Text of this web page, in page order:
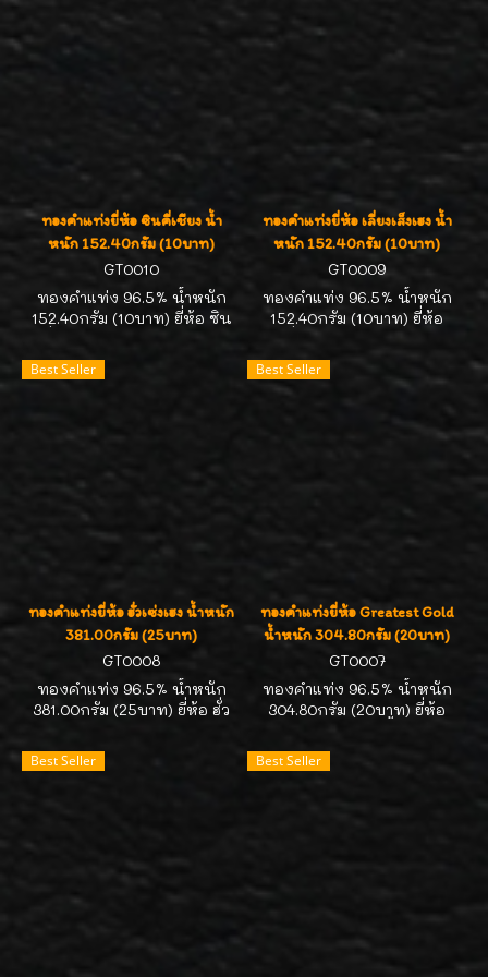
7113268//คุณหน่อยค่ะ
ไว้เก็งกำไร ติดต่อ 089-
ทองคำแท่งยี่ห้อ ซินคี่เชียง น้ำ
หนัก 152.40กรัม (10บาท)
GT0010
ทองคำแท่ง 96.5% น้ำหนัก
152.40กรัม (10บาท) ยี่ห้อ ซิน
สคบ. คิดราคาตามสมาคม
ประกาศนะคะ มีของสต๊อก
ทองคำแท่งยี่ห้อ เลี่ยงเส็งเฮง น้ำ
หนัก 152.40กรัม (10บาท)
GT0009
ทองคำแท่ง 96.5% น้ำหนัก
152.40กรัม (10บาท) ยี่ห้อ
มาตรฐาน สคบ. คิดราคาตาม
สมาคมประกาศนะคะ มีของ
ครองไว้เก็งกำไร ติดต่อ 089-
Best Seller
ทองคำแท่งยี่ห้อ ฮั่วเซ่งเฮง น้ำหนัก
381.00กรัม (25บาท)
GT0008
ทองคำแท่ง 96.5% น้ำหนัก
381.00กรัม (25บาท) ยี่ห้อ ฮั่ว
สคบ. คิดราคาตามสมาคม
ประกาศนะคะ มีของสต๊อก
Best Seller
ทองคำแท่งยี่ห้อ Greatest Gold
น้ำหนัก 304.80กรัม (20บาท)
GT0007
ทองคำแท่ง 96.5% น้ำหนัก
304.80กรัม (20บาท) ยี่ห้อ
ทองคำได้มาตรฐาน สคบ. คิด
ราคาตามสมาคมประกาศนะคะ
Best Seller Best Seller